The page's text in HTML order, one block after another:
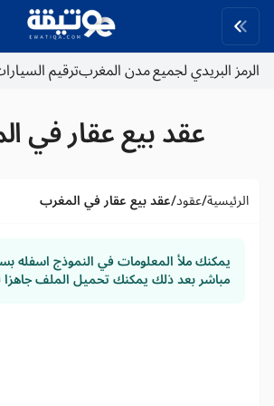
لجميع مدن المغربترقيم السيارات
عقد بيع عقار في
عقود/عقد بيع عقار في المغرب
ملأ المعلومات في النموذج اسفله بسهولة
بعد ذلك يمكنك تحميل الملف جاهزا للطباعة